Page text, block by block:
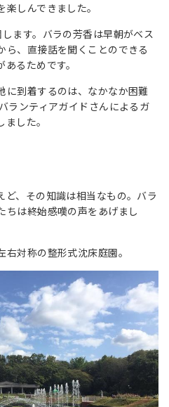
しんできました。
ます。バラの芳香は早朝がベス
ら、直接話を聞くことのできる
るためです。
に到着するのは、なかなか困難
ランティアガイドさんによるガ
した。
、その知識は相当なもの。バラ
ちは終始感嘆の声をあげまし
対称の整形式沈床庭園。